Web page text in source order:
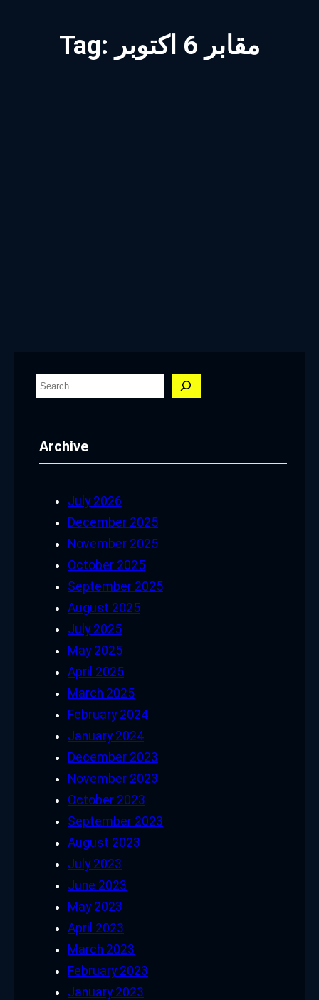
Tag: مقابر 6 اكتوبر
S
rArchive
July 2026
December 2025
November 2025
October 2025
September 2025
August 2025
July 2025
May 2025
April 2025
March 2025
February 2024
January 2024
December 2023
November 2023
October 2023
September 2023
August 2023
July 2023
June 2023
May 2023
April 2023
March 2023
February 2023
January 2023